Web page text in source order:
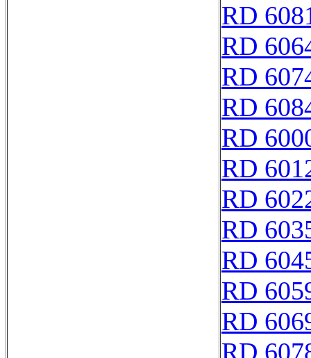
RD
RD
RD
RD
RD
RD
RD
RD
RD
RD
RD
RD